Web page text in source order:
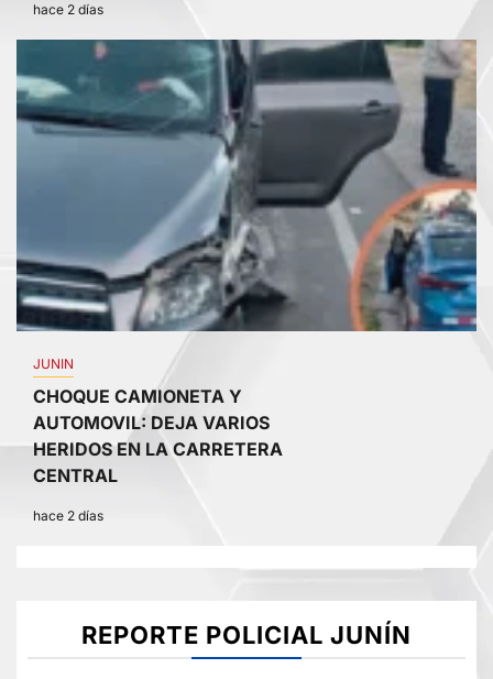
hace 2 días
JUNIN
CHOQUE CAMIONETA Y
AUTOMOVIL: DEJA VARIOS
HERIDOS EN LA CARRETERA
CENTRAL
hace 2 días
REPORTE POLICIAL JUNÍN